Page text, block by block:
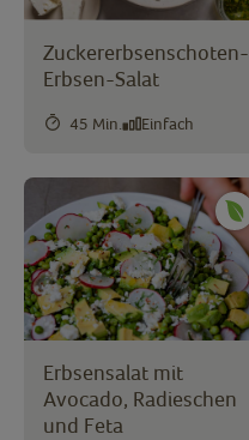
Zuckererbsenschoten-
Erbsen-Salat
45 Min. Einfach
Erbsensalat mit
Avocado, Radieschen
und Feta